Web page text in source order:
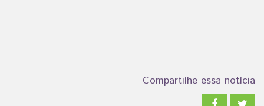
Compartilhe essa notícia